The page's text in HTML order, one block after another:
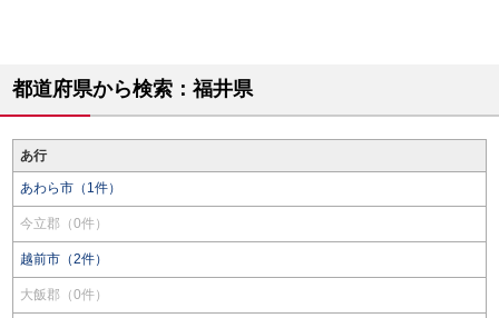
都道府県から検索：福井県
あ行
あわら市（1件）
今立郡（0件）
越前市（2件）
大飯郡（0件）